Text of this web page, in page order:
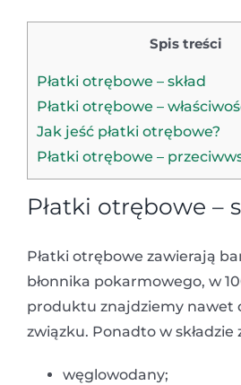
Spis treści
Płatki otrębowe – skład
Płatki otrębowe –
Jak jeść płatki otrębowe?
Płatki otrębowe –
Płatki otrębowe –
Płatki otrębowe zawierają
błonnika pokarmowego, w
produktu znajdziemy nawet
związku. Ponadto w składzie
węglowodany;